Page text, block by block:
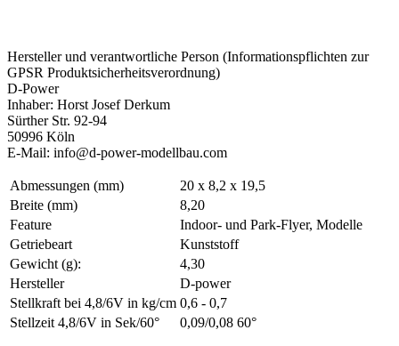
Hersteller und verantwortliche Person (Informationspflichten zur
GPSR Produktsicherheitsverordnung)
D-Power
Inhaber: Horst Josef Derkum
Sürther Str. 92-94
50996 Köln
E-Mail: info@d-power-modellbau.com
Abmessungen (mm)
20 x 8,2 x 19,5
Breite (mm)
8,20
Feature
Indoor- und Park-Flyer, Modelle
Getriebeart
Kunststoff
Gewicht (g):
4,30
Hersteller
D-power
Stellkraft bei 4,8/6V in kg/cm 0,6 - 0,7
Stellzeit 4,8/6V in Sek/60°
0,09/0,08 60°